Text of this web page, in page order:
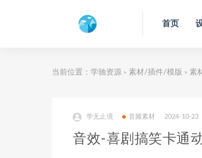
首页
当前位置： 学驰资源 > 素材/插件/模版 > 素
学无止境 音频素材 2024-10-23
音效-喜剧搞笑卡通